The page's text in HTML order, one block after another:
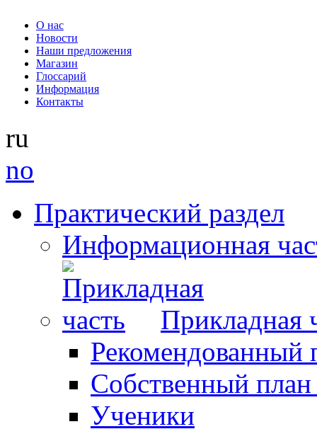
О нас
Новости
Наши предложения
Магазин
Глоссарий
Информация
Контакты
ru
no
Практический раздел
Информационная
Прикладная
Рекомендованный
Собственный
Ученики